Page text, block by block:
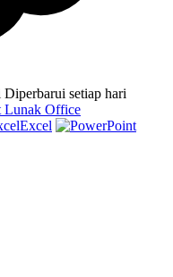
Diperbarui setiap hari
Lunak Office
Excel